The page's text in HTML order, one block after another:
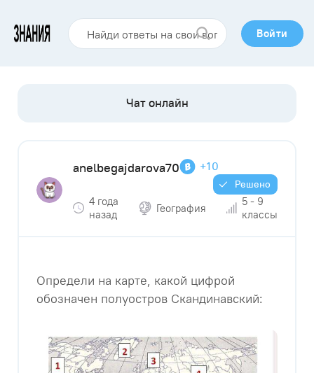
Войти
anelbegajdarova70 +10
Решено
4 года
назад
География
5 - 9
классы
Определи на карте, какой цифрой
обозначен полуостров Скандинавский: ​